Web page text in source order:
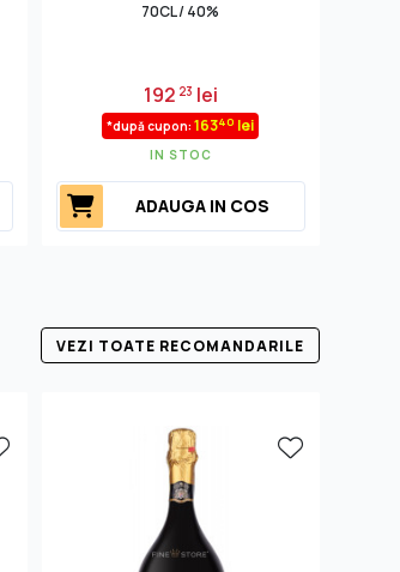
70CL / 40%
192 23 lei
*după cupon:16340 lei
IN STOC
ADAUGA IN COS
VEZI TOATE RECOMANDARILE